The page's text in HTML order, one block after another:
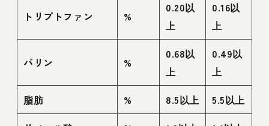
トリプトファン %
0.20以
上
0.16以
上
バリン %
0.68以
上
0.49以
上
脂肪
% 8.5以上
5.5以上